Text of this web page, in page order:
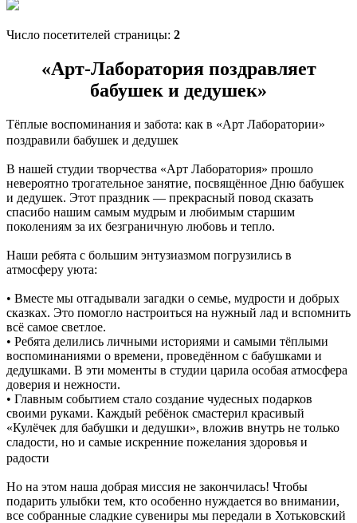
Число посетителей страницы: 2
«Арт-Лаборатория поздравляет
бабушек и дедушек»
Тёплые воспоминания и забота: как в «Арт Лаборатории»
поздравили бабушек и дедушек
В нашей студии творчества «Арт Лаборатория» прошло
невероятно трогательное занятие, посвящённое Дню бабушек
и дедушек. Этот праздник — прекрасный повод сказать
спасибо нашим самым мудрым и любимым старшим
поколениям за их безграничную любовь и тепло.
Наши ребята с большим энтузиазмом погрузились в
атмосферу уюта:
• Вместе мы отгадывали загадки о семье, мудрости и добрых
сказках. Это помогло настроиться на нужный лад и вспомнить
всё самое светлое.
• Ребята делились личными историями и самыми тёплыми
воспоминаниями о времени, проведённом с бабушками и
дедушками. В эти моменты в студии царила особая атмосфера
доверия и нежности.
• Главным событием стало создание чудесных подарков
своими руками. Каждый ребёнок смастерил красивый
«Кулёчек для бабушки и дедушки», вложив внутрь не только
сладости, но и самые искренние пожелания здоровья и
радости
Но на этом наша добрая миссия не закончилась! Чтобы
подарить улыбки тем, кто особенно нуждается во внимании,
все собранные сладкие сувениры мы передали в Хотьковский